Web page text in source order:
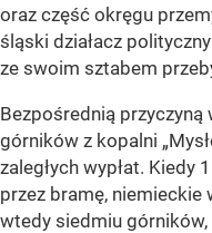
oraz część okręgu
śląski działacz
ze swoim sztabem
Bezpośrednią przyczyną
górników z kopalni
zaległych wypłat. Kiedy
przez bramę, niemieckie
wtedy siedmiu